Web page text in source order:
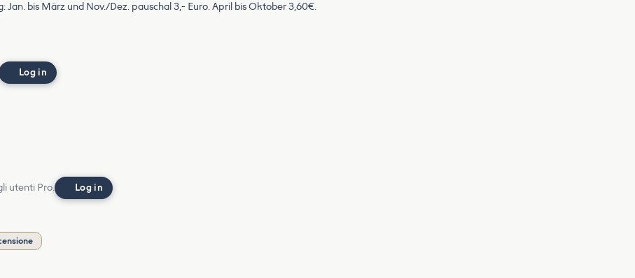
bis März und Nov./Dez. pauschal 3,- Euro. April bis Oktober 3,60€.
Log in
utenti Pro. Log in